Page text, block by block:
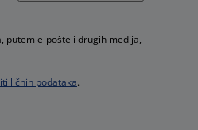
putem e-pošte i drugih medija,
ličnih podataka.